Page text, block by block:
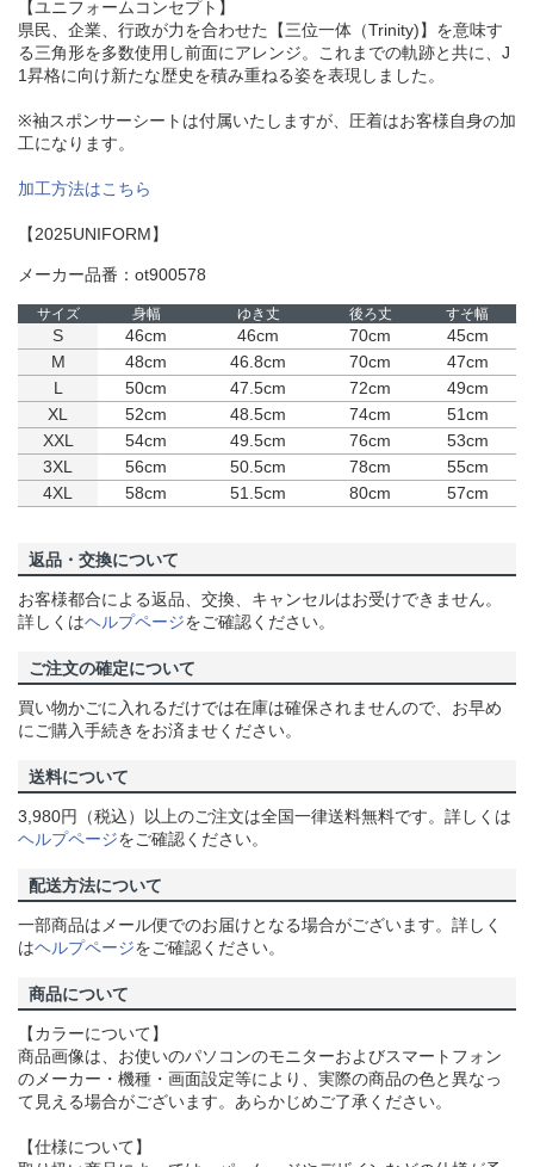
【ユニフォームコンセプト】
県民、企業、行政が力を合わせた【三位一体（Trinity)】を意味す
る三角形を多数使用し前面にアレンジ。これまでの軌跡と共に、J
1昇格に向け新たな歴史を積み重ねる姿を表現しました。
※袖スポンサーシートは付属いたしますが、圧着はお客様自身の加
工になります。
加工方法はこちら
【2025UNIFORM】
メーカー品番：ot900578
サイズ 身幅 ゆき丈 後ろ丈 すそ幅
S 46cm 46cm 70cm
45cm
M
48cm 46.8cm 70cm
47cm
L
50cm 47.5cm 72cm
49cm
XL
52cm 48.5cm 74cm
51cm
XXL
54cm 49.5cm 76cm
53cm
3XL
56cm 50.5cm 78cm
55cm
4XL
58cm 51.5cm 80cm 57cm
返品・交換について
お客様都合による返品、交換、キャンセルはお受けできません。
詳しくはヘルプページをご確認ください。
ご注文の確定について
買い物かごに入れるだけでは在庫は確保されませんので、お早め
にご購入手続きをお済ませください。
送料について
3,980円（税込）以上のご注文は全国一律送料無料です。詳しくは
ヘルプページをご確認ください。
配送方法について
一部商品はメール便でのお届けとなる場合がございます。詳しく
はヘルプページをご確認ください。
商品について
【カラーについて】
商品画像は、お使いのパソコンのモニターおよびスマートフォン
のメーカー・機種・画面設定等により、実際の商品の色と異なっ
て見える場合がございます。あらかじめご了承ください。
【仕様について】